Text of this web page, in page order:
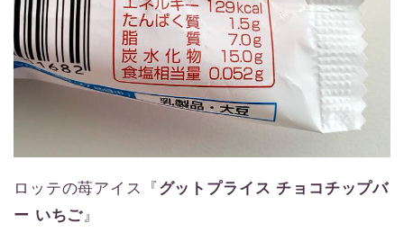
ロッテの苺アイス『 グットプライス チョコチップバ
ー いちご』